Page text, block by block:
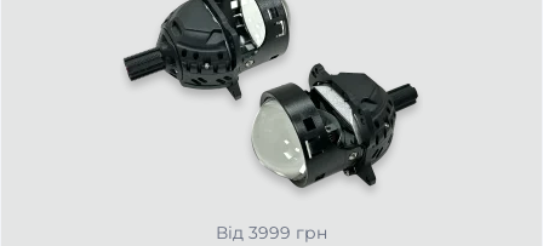
Від 3999 грн